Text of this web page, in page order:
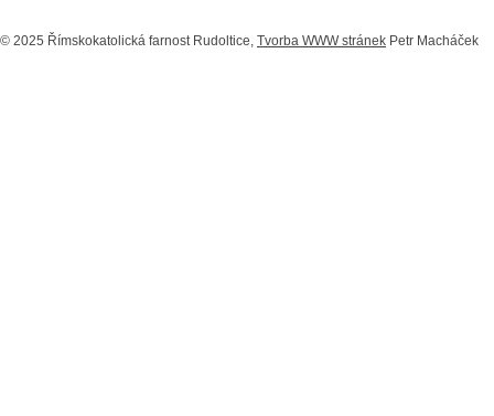
© 2025 Římskokatolická farnost Rudoltice, Tvorba WWW stránek Petr Macháček